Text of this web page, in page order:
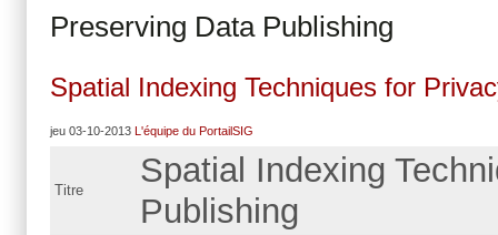
Preserving Data Publishing
Spatial Indexing Techniques for
jeu 03-10-2013 L'équipe du PortailSIG
Titre
Spatial Indexing
Publishing